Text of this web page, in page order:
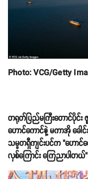
Photo: VCG/Getty
တရုတ်ပြည်မကြီးတောင်ပိုင်း
ဟောင်ကောင်နဲ့ မကာအို ခေ
သမ္မတရှီကျင်းပင်က "ဟော
လှစ်ကြောင်း ကြေညာပါတယ်"